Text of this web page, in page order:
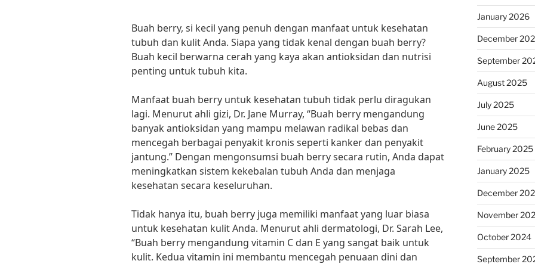
Buah berry, si kecil yang penuh dengan manfaat untuk kesehatan
tubuh dan kulit Anda. Siapa yang tidak kenal dengan buah berry?
Buah kecil berwarna cerah yang kaya akan antioksidan dan nutrisi
penting untuk tubuh kita.
Manfaat buah berry untuk kesehatan tubuh tidak perlu diragukan
lagi. Menurut ahli gizi, Dr. Jane Murray, “Buah berry mengandung
banyak antioksidan yang mampu melawan radikal bebas dan
mencegah berbagai penyakit kronis seperti kanker dan penyakit
jantung.” Dengan mengonsumsi buah berry secara rutin, Anda dapat
meningkatkan sistem kekebalan tubuh Anda dan menjaga
kesehatan secara keseluruhan.
Tidak hanya itu, buah berry juga memiliki manfaat yang luar biasa
untuk kesehatan kulit Anda. Menurut ahli dermatologi, Dr. Sarah Lee,
“Buah berry mengandung vitamin C dan E yang sangat baik untuk
kulit. Kedua vitamin ini membantu mencegah penuaan dini dan
January 2026
December
September
August 2025
July 2025
June 2025
February 2025
January 2025
December
November
October 2024
September